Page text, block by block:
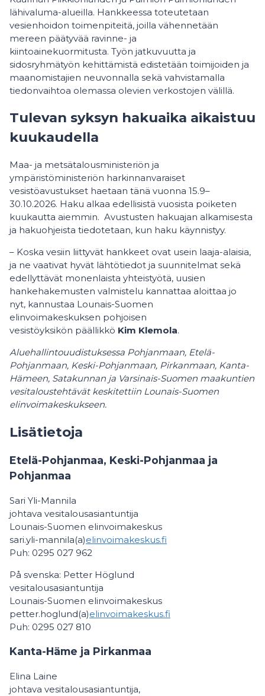
lähivaluma-alueilla. Hankkeessa toteutetaan
vesienhoidon toimenpiteitä, joilla vähennetään
mereen päätyvää ravinne- ja
kiintoainekuormitusta. Työn jatkuvuutta ja
sidosryhmätyön kehittämistä edistetään toimijoiden ja
maanomistajien neuvonnalla sekä vahvistamalla
tiedonvaihtoa olemassa olevien verkostojen välillä.
Tulevan syksyn hakuaika aikaistuu
kuukaudella
Maa- ja metsätalousministeriön ja
ympäristöministeriön harkinnanvaraiset
vesistöavustukset haetaan tänä vuonna 15.9–
30.10.2026. Haku alkaa edellisistä vuosista poiketen
kuukautta aiemmin. Avustusten hakuajan alkamisesta
ja hakuohjeista tiedotetaan, kun haku käynnistyy.
– Koska vesiin liittyvät hankkeet ovat usein laaja-alaisia,
ja ne vaativat hyvät lähtötiedot ja suunnitelmat sekä
edellyttävät monenlaista yhteistyötä, uusien
hankehakemusten valmistelu kannattaa aloittaa jo
nyt, kannustaa Lounais-Suomen
elinvoimakeskuksen pohjoisen
vesistöyksikön päällikkö Kim Klemola.
Aluehallintouudistuksessa Pohjanmaan, Etelä-
Pohjanmaan, Keski-Pohjanmaan, Pirkanmaan, Kanta-
Hämeen, Satakunnan ja Varsinais-Suomen maakuntien
vesitaloustehtävät keskitettiin Lounais-Suomen
elinvoimakeskukseen.
Lisätietoja
Etelä-Pohjanmaa, Keski-Pohjanmaa ja
Pohjanmaa
Sari Yli-Mannila
johtava vesitalousasiantuntija
Lounais-Suomen elinvoimakeskus
sari.yli-mannila(a)elinvoimakeskus.fi
Puh: 0295 027 962
På svenska: Petter Höglund
vesitalousasiantuntija
Lounais-Suomen elinvoimakeskus
petter.hoglund(a)elinvoimakeskus.fi
Puh: 0295 027 810
Kanta-Häme ja Pirkanmaa
Elina Laine
johtava vesitalousasiantuntija,